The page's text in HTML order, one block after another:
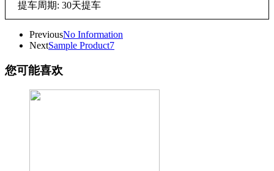
提车周期: 30天提车
PreviousNo Information
NextSample Product7
您可能喜欢